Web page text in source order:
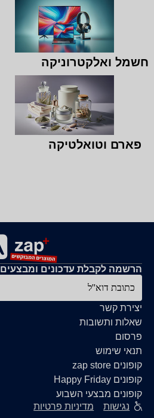
חשמל ואלקטרוניקה
פארם וטואלטיקה
יצירת קשר
שאלות ותשובות
פרסום
תנאי שימוש
קופונים zap store
קופונים Happy Friday
קופונים מבצעי השבוע
הרשמה לקבלת עדכונים ומבצעים
כתובת דוא''ל
נגישות מדיניות פרטיות